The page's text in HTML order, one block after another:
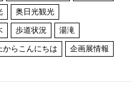
奥日光観光
歩道状況 湯滝
からこんにちは 企画展情報